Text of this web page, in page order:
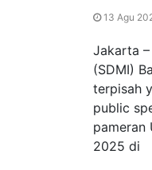
13 Agu
Jakarta
(SDMI)
terpisah
public
pameran
2025 di